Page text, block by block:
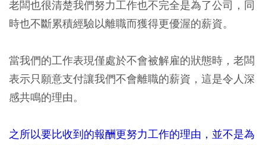
老闆也很清楚我們努力工作也不完全是為了公司，同
時也不斷累積經驗以離職而獲得更優渥的薪資。
當我們的工作表現僅處於不會被解雇的狀態時，老闆
表示只願意支付讓我們不會離職的薪資，這是令人深
感共鳴的理由。
之所以要比收到的報酬更努力工作的理由，並不是為